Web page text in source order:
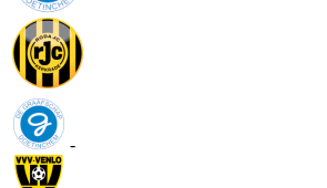
-